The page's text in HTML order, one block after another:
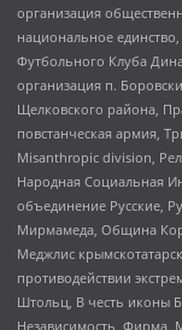
организация
национальное
Футбольного Клуба
организация п.
Щелковского района,
повстанческая армия,
Misanthropic division,
Народная Социальная
объединение Русские,
Мирмамеда, Община
Меджлис
противодействии
Штольц, В честь иконы
Независимость, Фирма,